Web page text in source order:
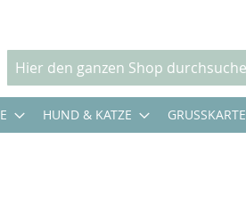
Suche
HUND & KATZE GRUSSKARTEN